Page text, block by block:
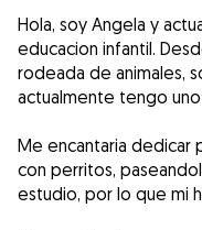
Hola, soy Angela y
educacion infantil.
rodeada de animales,
actualmente tengo uno
Me encantaria dedicar
con perritos,
estudio, por lo que mi